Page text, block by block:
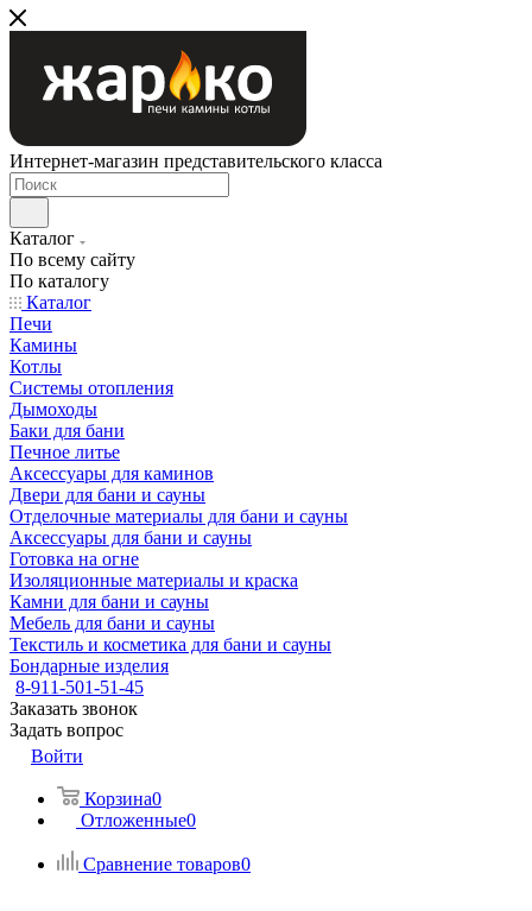
Интернет-магазин представительского класса
Каталог
По всему сайту
По каталогу
Каталог
Печи
Камины
Котлы
Системы отопления
Дымоходы
Баки для бани
Печное литье
Аксессуары для каминов
Двери для бани и сауны
Отделочные материалы для бани и сауны
Аксессуары для бани и сауны
Готовка на огне
Изоляционные материалы и краска
Камни для бани и сауны
Мебель для бани и сауны
Текстиль и косметика для бани и сауны
Бондарные изделия
8-911-501-51-45
Заказать звонок
Задать вопрос
Войти
Корзина0
Отложенные0
Сравнение товаров0